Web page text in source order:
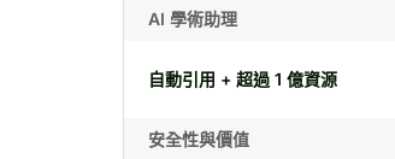
AI 學術助理
自動引用 + 超過 1 億資源
安全性與價值